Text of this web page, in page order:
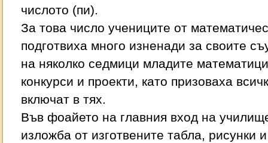
числото (пи).
За това число учениците от
подготвиха много изненади за своите
на няколко седмици младите
конкурси и проекти, като призоваха
включат в тях.
Във фоайето на главния вход на
изложба от изготвените табла, рисунки